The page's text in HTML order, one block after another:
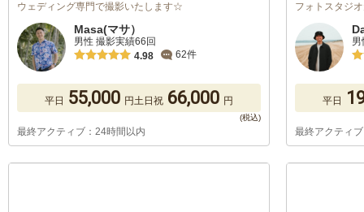
ウェディング専門で撮影いたします☆
Masa(マサ）
男性 撮影実績66回
4.98
62件
平日 55,000 円土日祝 66,000 円
最終アクティブ：24時間以内
フォトスタジ
平日
最終アクティ